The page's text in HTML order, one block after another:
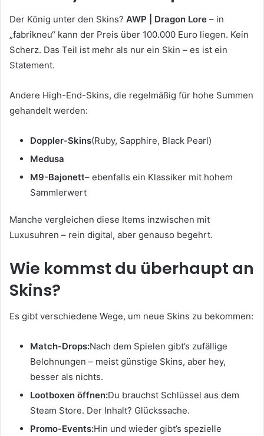
Der König unter den Skins? AWP | Dragon Lore – in
„fabrikneu“ kann der Preis über 100.000 Euro liegen. Kein
Scherz. Das Teil ist mehr als nur ein Skin – es ist ein
Statement.
Andere High-End-Skins, die regelmäßig für hohe Summen
gehandelt werden:
Doppler-Skins(Ruby, Sapphire, Black Pearl)
Medusa
M9-Bajonett– ebenfalls ein Klassiker mit hohem
Sammlerwert
Manche vergleichen diese Items inzwischen mit
Luxusuhren – rein digital, aber genauso begehrt.
Wie kommst du überhaupt an
Skins?
Es gibt verschiedene Wege, um neue Skins zu bekommen:
Match-Drops:Nach dem Spielen gibt’s zufällige
Belohnungen – meist günstige Skins, aber hey,
besser als nichts.
Lootboxen öffnen:Du brauchst Schlüssel aus dem
Steam Store. Der Inhalt? Glückssache.
Promo-Events:Hin und wieder gibt’s spezielle